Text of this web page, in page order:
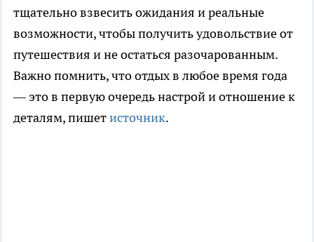
тщательно взвесить ожидания и реальные
возможности, чтобы получить удовольствие от
путешествия и не остаться разочарованным.
Важно помнить, что отдых в любое время года
— это в первую очередь настрой и отношение к
деталям, пишетисточник.